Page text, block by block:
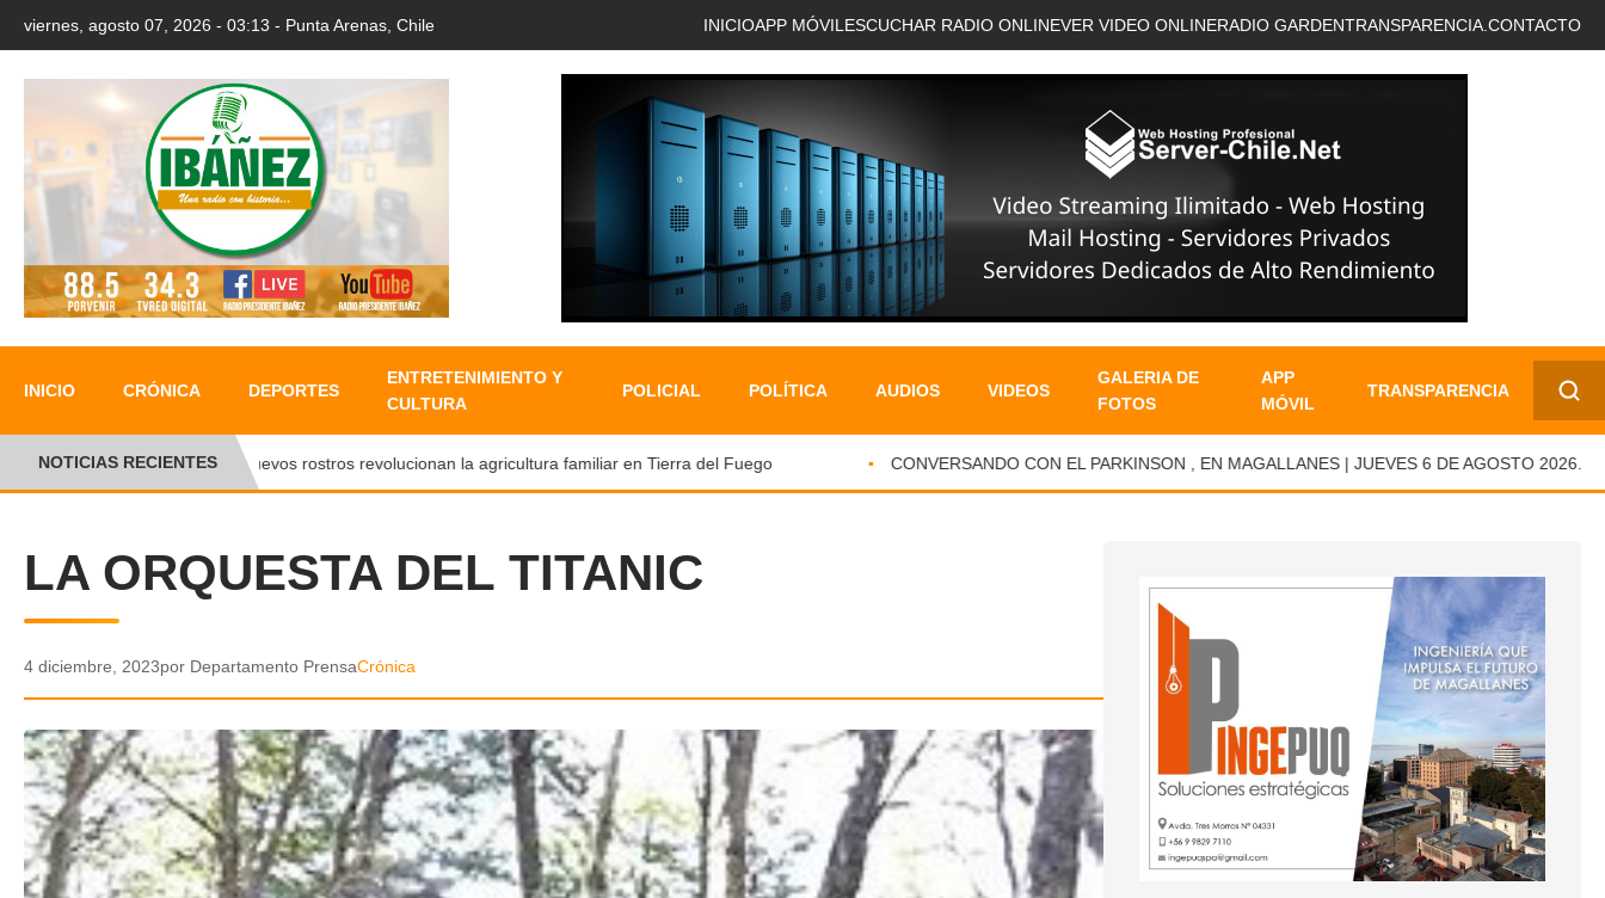
viernes, agosto 07, 2026 - 03:13 - Punta Arenas, Chile INICIOAPP MÓVIL ESCUCHAR RADIO ONLINEVER VIDEO ONLINERADIO GARDENTRANSPARENCIA. CONTACTO
INICIO CRÓNICA DEPORTES
ENTRETENIMIENTO Y
CULTURA
POLICIAL POLÍTICA AUDIOS VIDEOS
GALERIA DE
FOTOS
APP
MÓVIL
TRANSPARENCIA
✕
NOTICIAS RECIENTESNuevos rostros revolucionan la agricultura familiar en Tierra del Fuego CONVERSANDO CON EL PARKINSON , EN MAGALLANES | JUEVES 6 DE AGOSTO 2026.
LA ORQUESTA DEL TITANIC
4 diciembre, 2023por Departamento PrensaCrónica